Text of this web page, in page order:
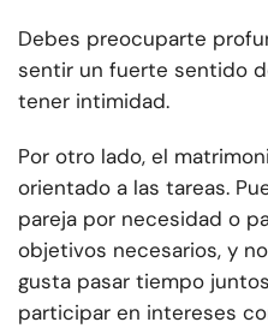
Debes preocuparte
sentir un fuerte sentido
tener intimidad.
Por otro lado, el
orientado a las tareas.
pareja por necesidad o
objetivos necesarios, y
gusta pasar tiempo
participar en intereses